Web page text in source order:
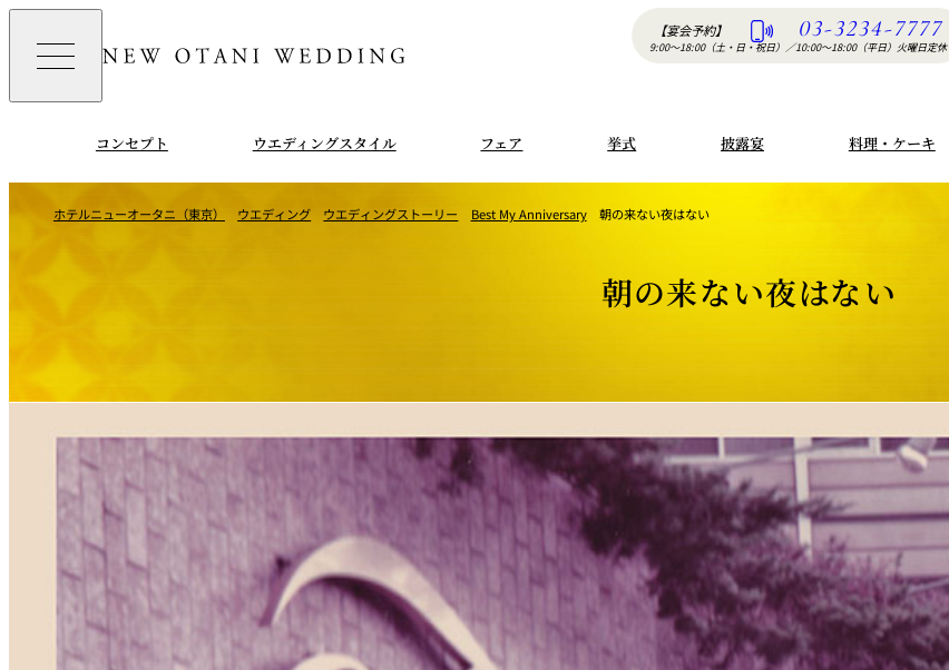
コンセプト ウエディングスタイル フェア 挙式 披露宴 料理・ケーキ
朝の来ない夜はない
ホテルニューオータニ（東京） ウエディング ウエディングストーリー Best My Anniversary 朝の来ない夜はない
【宴会予約】 03-3234-7777
9:00〜18:00（土・日・祝日） ／10:00〜18:00（平日）火曜日定休